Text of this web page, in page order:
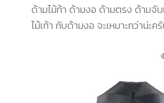
ด้ามไม้ท้า ด้ามงอ ด้ามตรง ด้ามจั
ไม้เท้า กับด้ามงอ จะเหมาะกว่าน่ะค